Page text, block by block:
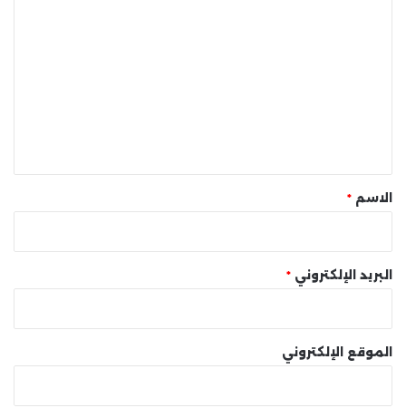
* الاسم *
البريد الإلكتروني *
الموقع الإلكتروني